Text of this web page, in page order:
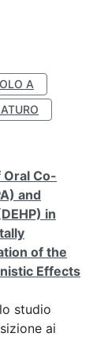
A
Co-
and
in
of the
Effects
studio
ai